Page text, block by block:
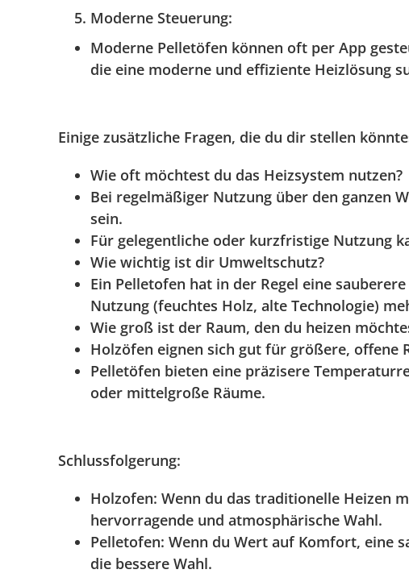
Moderne Steuerung:
Moderne Pelletöfen können oft per App
die eine moderne und effiziente Heizlösung
Einige zusätzliche Fragen, die du dir stellen
Wie oft möchtest du das Heizsystem nutzen?
Bei regelmäßiger Nutzung über den ganzen
sein.
Für gelegentliche oder kurzfristige Nutzung
Wie wichtig ist dir Umweltschutz?
Ein Pelletofen hat in der Regel eine
Nutzung (feuchtes Holz, alte Technologie)
Wie groß ist der Raum, den du heizen
Holzöfen eignen sich gut für größere, offene
Pelletöfen bieten eine präzisere
oder mittelgroße Räume.
Schlussfolgerung:
Holzofen: Wenn du das traditionelle Heizen
hervorragende und atmosphärische Wahl.
Pelletofen: Wenn du Wert auf Komfort, eine
die bessere Wahl.